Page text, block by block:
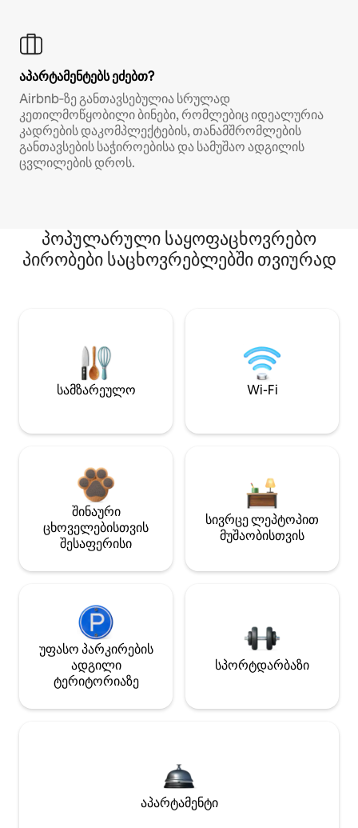
აპარტამენტებს ეძებთ?
Airbnb‑ზე განთავსებულია სრულად
კეთილმოწყობილი ბინები, რომლებიც იდეალურია
კადრების დაკომპლექტების, თანამშრომლების
განთავსების საჭიროებისა და სამუშაო ადგილის
ცვლილების დროს.
პოპულარული საყოფაცხოვრებო
პირობები საცხოვრებლებში თვიურად
სამზარეულო Wi-Fi
შინაური
ცხოველებისთვის
შესაფერისი
სივრცე ლეპტოპით
მუშაობისთვის
უფასო პარკირების
ადგილი
ტერიტორიაზე
სპორტდარბაზი
აპარტამენტი